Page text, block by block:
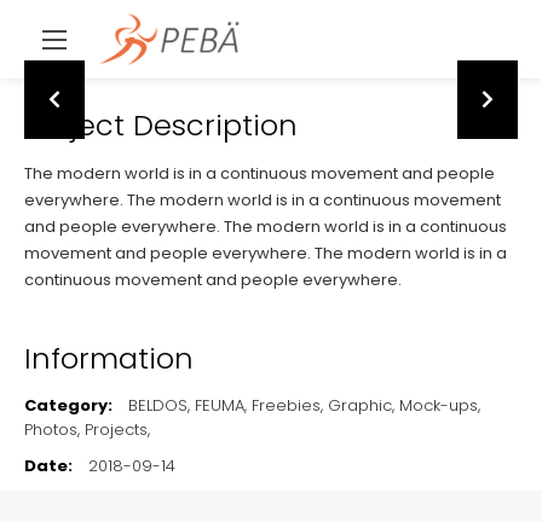
Project Description
The modern world is in a continuous movement and people
everywhere. The modern world is in a continuous movement
and people everywhere. The modern world is in a continuous
movement and people everywhere. The modern world is in a
continuous movement and people everywhere.
Information
Category: BELDOS, FEUMA, Freebies, Graphic, Mock-ups,
Photos, Projects,
Date:
2018-09-14